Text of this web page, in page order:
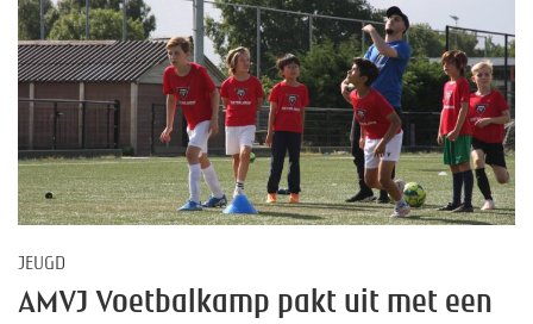
JEUGD
AMVJ Voetbalkamp pakt uit met een